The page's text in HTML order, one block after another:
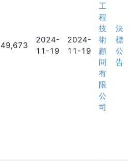
49,673
2024-
11-19
2024-
11-19
工
程
技
術
顧
問
有
限
公
司
決
標
公
告